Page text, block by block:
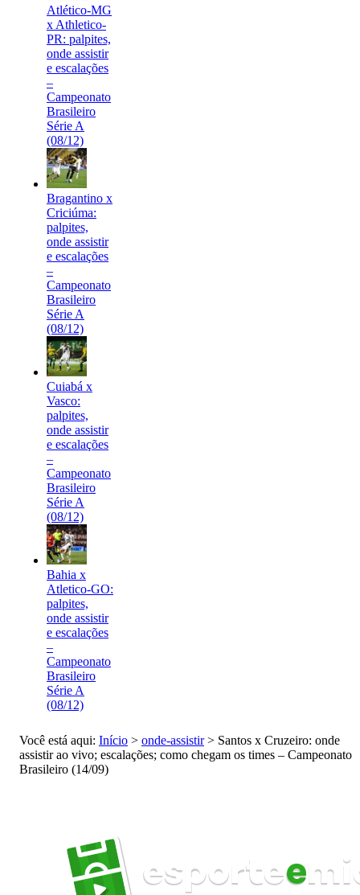
Atlético-MG
x Athletico-
PR: palpites,
onde assistir
e escalações
–
Campeonato
Brasileiro
Série A
(08/12)
Bragantino x
Criciúma:
palpites,
onde assistir
e escalações
–
Campeonato
Brasileiro
Série A
(08/12)
Cuiabá x
Vasco:
palpites,
onde assistir
e escalações
–
Campeonato
Brasileiro
Série A
(08/12)
Bahia x
Atletico-GO:
palpites,
onde assistir
e escalações
–
Campeonato
Brasileiro
Série A
(08/12)
Você está aqui: Início > onde-assistir> Santos x Cruzeiro: onde
assistir ao vivo; escalações; como chegam os times – Campeonato
Brasileiro (14/09)